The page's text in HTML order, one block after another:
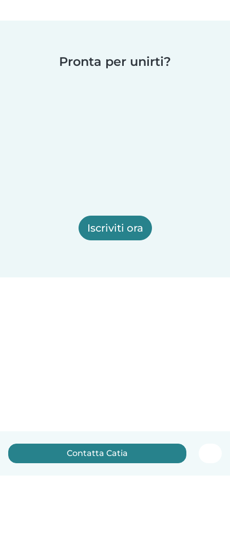
Pronta per unirti?
Iscriviti ora
Contatta Catia